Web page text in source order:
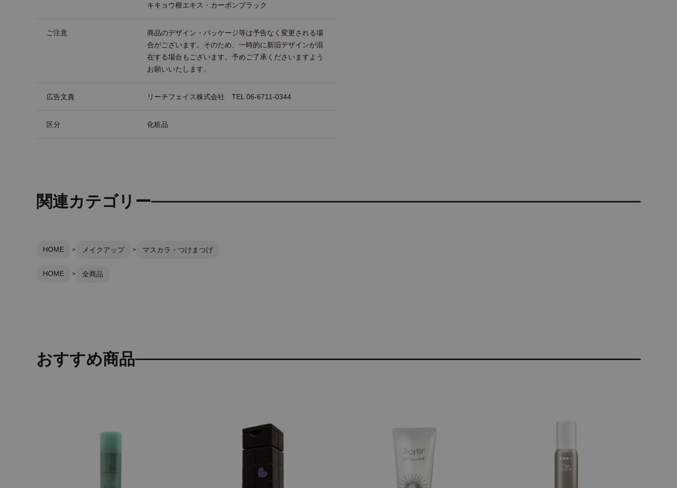
キキョウ根エキス・カーボンブラック
ご注意
商品のデザイン・パッケージ等は予告なく変更される場
合がございます。そのため、一時的に新旧デザインが混
在する場合もございます。予めご了承くださいますよう
お願いいたします。
広告文責 リーチフェイス株式会社 TEL 06-6711-0344
区分 化粧品
関連カテゴリー
HOME メイクアップ マスカラ・つけまつげ
HOME 全商品
おすすめ商品